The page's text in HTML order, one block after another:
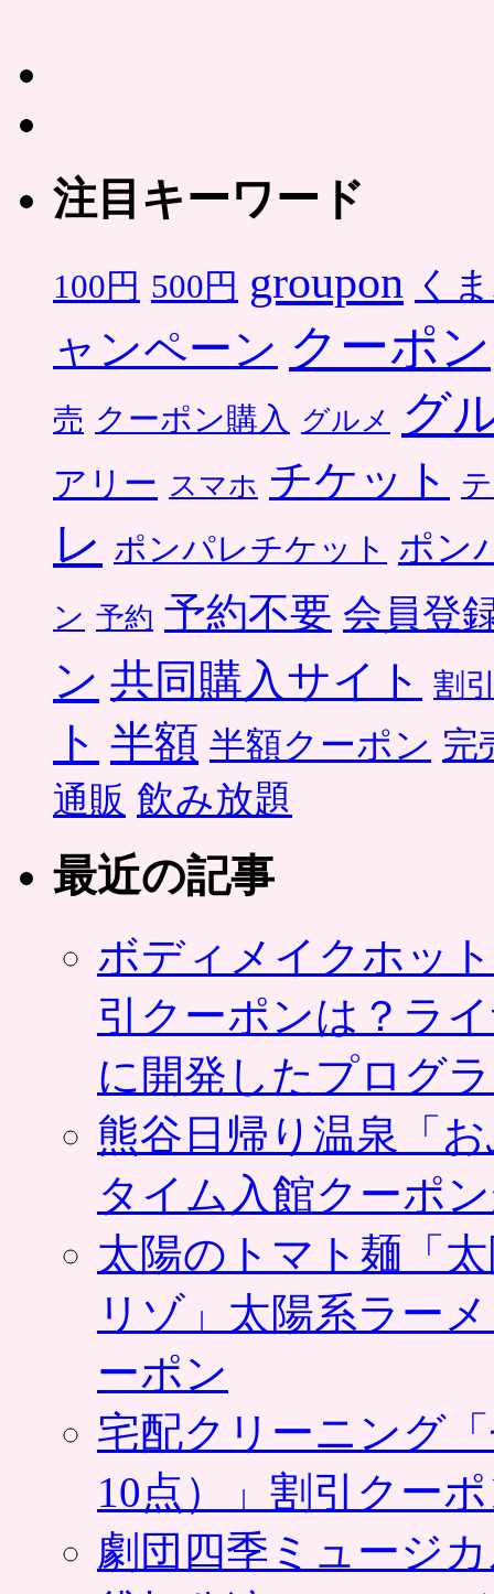
注目キーワード
100円 500円 groupon く
ャンペーン クーポン
売 クーポン購入 グルメ グ
アリー スマホ チケット
レ ポンパレチケット ポン
ン 予約 予約不要 会員登
ン 共同購入サイト 割
ト 半額 半額クーポン 完
通販 飲み放題
最近の記事
ボディメイクホッ
引クーポンは？ラ
に開発したプログ
熊谷日帰り温泉「
タイム入館クーポ
太陽のトマト麺「
リゾ」太陽系ラー
ーポン
宅配クリーニング
10点）」割引クー
劇団四季ミュージ